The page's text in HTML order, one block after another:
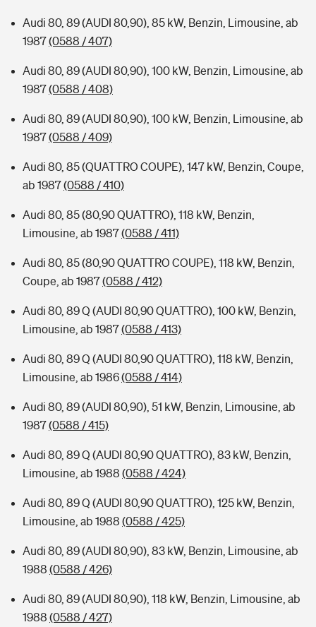
Audi 80, 89 (AUDI 80,90), 85 kW, Benzin, Limousine, ab
1987(0588 / 407)
Audi 80, 89 (AUDI 80,90), 100 kW, Benzin, Limousine, ab
1987(0588 / 408)
Audi 80, 89 (AUDI 80,90), 100 kW, Benzin, Limousine, ab
1987(0588 / 409)
Audi 80, 85 (QUATTRO COUPE), 147 kW, Benzin, Coupe,
ab 1987(0588 / 410)
Audi 80, 85 (80,90 QUATTRO), 118 kW, Benzin,
Limousine, ab 1987(0588 / 411)
Audi 80, 85 (80,90 QUATTRO COUPE), 118 kW, Benzin,
Coupe, ab 1987(0588 / 412)
Audi 80, 89 Q (AUDI 80,90 QUATTRO), 100 kW, Benzin,
Limousine, ab 1987(0588 / 413)
Audi 80, 89 Q (AUDI 80,90 QUATTRO), 118 kW, Benzin,
Limousine, ab 1986(0588 / 414)
Audi 80, 89 (AUDI 80,90), 51 kW, Benzin, Limousine, ab
1987(0588 / 415)
Audi 80, 89 Q (AUDI 80,90 QUATTRO), 83 kW, Benzin,
Limousine, ab 1988 (0588 / 424)
Audi 80, 89 Q (AUDI 80,90 QUATTRO), 125 kW, Benzin,
Limousine, ab 1988 (0588 / 425)
Audi 80, 89 (AUDI 80,90), 83 kW, Benzin, Limousine, ab
1988 (0588 / 426)
Audi 80, 89 (AUDI 80,90), 118 kW, Benzin, Limousine, ab
1988 (0588 / 427)